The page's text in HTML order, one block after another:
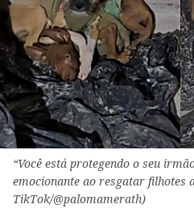
“Você está protegendo o seu
emocionante ao resgatar filhotes
TikTok/@palomamerath)